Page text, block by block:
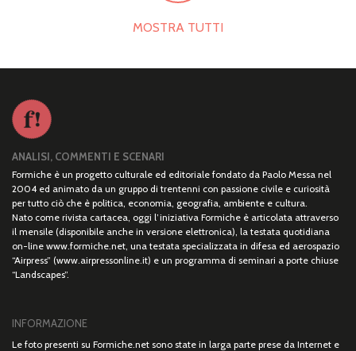
MOSTRA TUTTI
ANALISI, COMMENTI E SCENARI
Formiche è un progetto culturale ed editoriale fondato da Paolo Messa nel
2004 ed animato da un gruppo di trentenni con passione civile e curiosità
per tutto ciò che è politica, economia, geografia, ambiente e cultura.
Nato come rivista cartacea, oggi l’iniziativa Formiche è articolata attraverso
il mensile (disponibile anche in versione elettronica), la testata quotidiana
on-line www.formiche.net, una testata specializzata in difesa ed aerospazio
“Airpress” (www.airpressonline.it) e un programma di seminari a porte chiuse
“Landscapes”.
INFORMAZIONE
Le foto presenti su Formiche.net sono state in larga parte prese da Internet e